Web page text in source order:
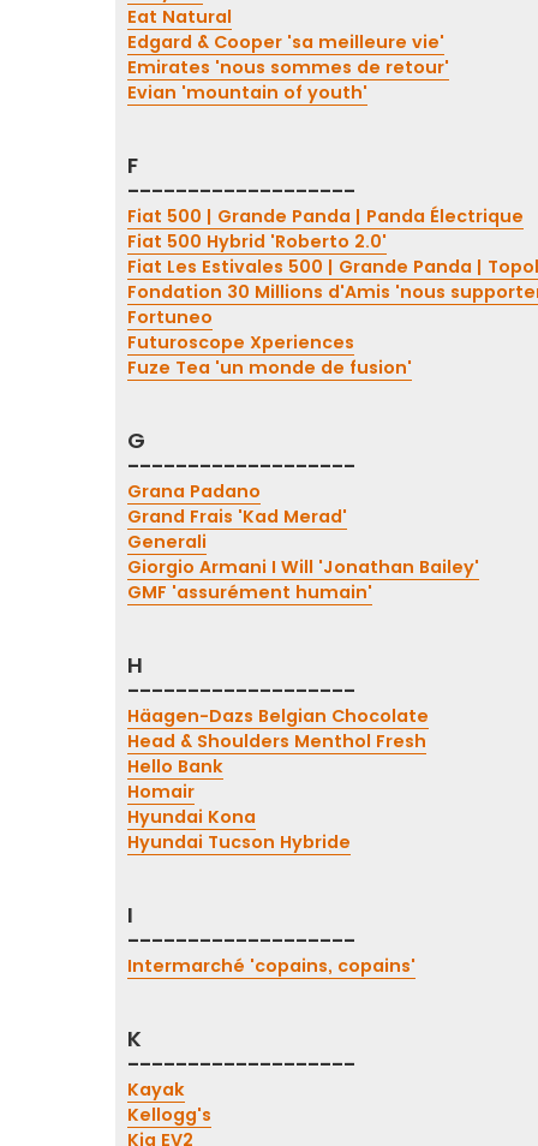
Eat Natural
Edgard & Cooper 'sa meilleure vie'
Emirates 'nous sommes de retour'
Evian 'mountain of youth'
F
-------------------
Fiat 500 | Grande Panda | Panda Électrique
Fiat 500 Hybrid 'Roberto 2.0'
Fiat Les Estivales 500 | Grande Panda |
Fondation 30 Millions d'Amis 'nous
Fortuneo
Futuroscope Xperiences
Fuze Tea 'un monde de fusion'
G
-------------------
Grana Padano
Grand Frais 'Kad Merad'
Generali
Giorgio Armani I Will 'Jonathan Bailey'
GMF 'assurément humain'
H
-------------------
Häagen-Dazs Belgian Chocolate
Head & Shoulders Menthol Fresh
Hello Bank
Homair
Hyundai Kona
Hyundai Tucson Hybride
I
-------------------
Intermarché 'copains, copains'
K
-------------------
Kayak
Kellogg's
Kia EV2